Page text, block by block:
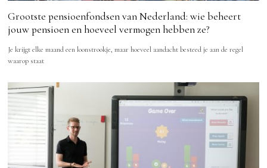
Grootste pensioenfondsen van Nederland: wie beheert
jouw pensioen en hoeveel vermogen hebben ze?
Je krijgt elke maand een loonstrookje, maar hoeveel aandacht besteed je aan de regel
waarop staat